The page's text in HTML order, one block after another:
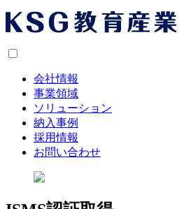
会社情報
事業領域
ソリューション
納入事例
採用情報
お問い合わせ